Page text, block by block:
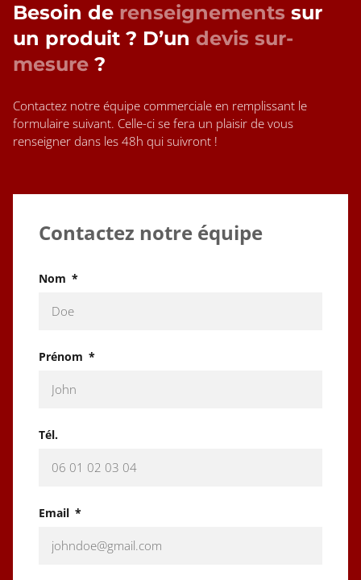
Besoin de renseignements sur
un produit ? D’un devis sur-
mesure ?
Contactez notre équipe commerciale en remplissant le
formulaire suivant. Celle-ci se fera un plaisir de vous
renseigner dans les 48h qui suivront !
Contactez notre équipe
Nom
Prénom
Tél.
Email